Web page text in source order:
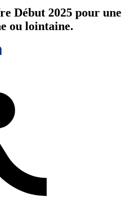
Début 2025 pour une
ou lointaine.